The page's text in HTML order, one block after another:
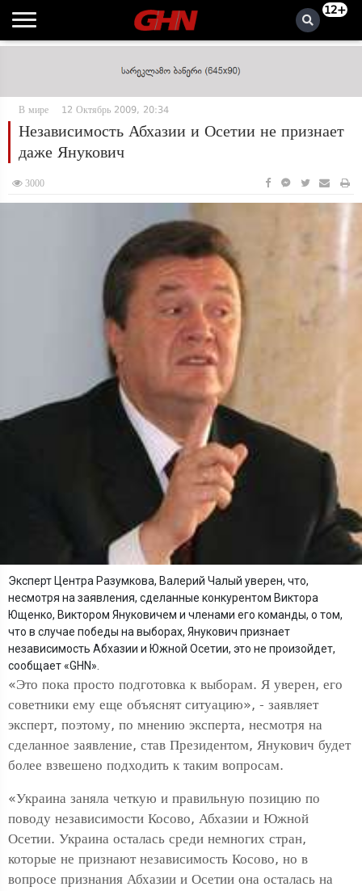
12+
В мире 12 Октябрь 2009, 20:34
Независимость Абхазии и Осетии не признает
даже Янукович
3000
Эксперт Центра Разумкова, Валерий Чалый уверен, что,
несмотря на заявления, сделанные конкурентом Виктора
Ющенко, Виктором Януковичем и членами его команды, о том,
что в случае победы на выборах, Янукович признает
независимость Абхазии и Южной Осетии, это не произойдет,
сообщает «GHN».
«Это пока просто подготовка к выборам. Я уверен, его
советники ему еще объяснят ситуацию», - заявляет
эксперт, поэтому, по мнению эксперта, несмотря на
сделанное заявление, став Президентом, Янукович будет
более взвешено подходить к таким вопросам.
«Украина заняла четкую и правильную позицию по
поводу независимости Косово, Абхазии и Южной
Осетии. Украина осталась среди немногих стран,
которые не признают независимость Косово, но в
вопросе признания Абхазии и Осетии она осталась на